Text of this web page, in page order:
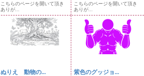
こちらのページを開いて頂き
ありが...
こちらのページを開いて頂き
ありが...
ぬりえ 動物の... 紫色のグッジョ...